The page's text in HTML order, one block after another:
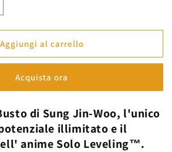
Aggiungi al carrello
Acquista ora
di Sung Jin-Woo, l'unico
illimitato e il
anime Solo Leveling™.